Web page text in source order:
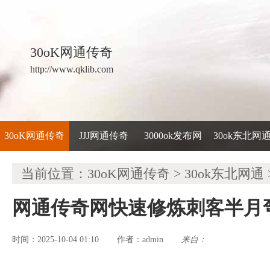
30oK网通传奇
http://www.qklib.com
30oK网通传奇 JJJ网通传奇 3000ok发布网 30ok东北网
当前位置： 30oK网通传奇 > 30ok东北网通
网通传奇网快速修炼刺客半月
时间：2025-10-04 01:10 作者： admin 来自：